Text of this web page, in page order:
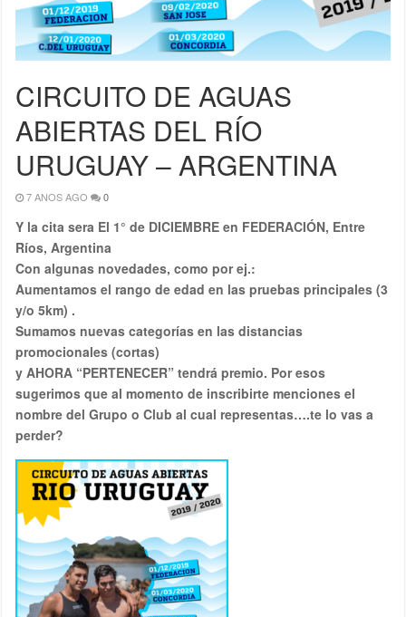
CIRCUITO DE AGUAS
ABIERTAS DEL RÍO
URUGUAY – ARGENTINA
7 ANOS AGO 0
Y la cita sera El 1° de DICIEMBRE en FEDERACIÓN, Entre
Ríos, Argentina
Con algunas novedades, como por ej.:
Aumentamos el rango de edad en las pruebas principales (3
y/o 5km) .
Sumamos nuevas categorías en las distancias
promocionales (cortas)
y AHORA “PERTENECER” tendrá premio. Por esos
sugerimos que al momento de inscribirte menciones el
nombre del Grupo o Club al cual representas….te lo vas a
perder?